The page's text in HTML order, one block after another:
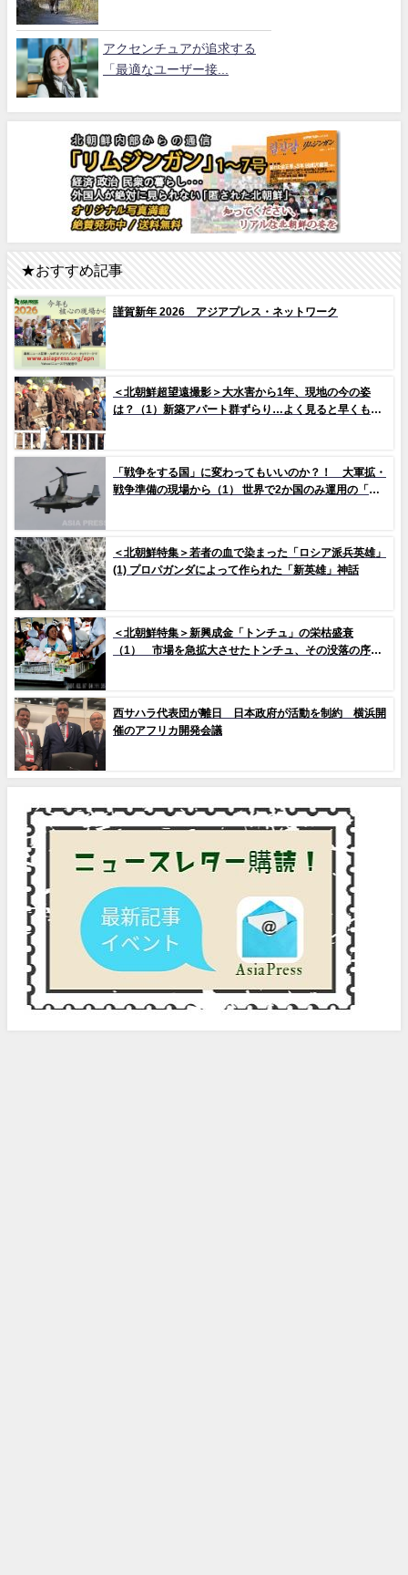
アクセンチュアが追求する
「最適なユーザー接...
★おすすめ記事
謹賀新年 2026 アジアプレス・ネットワーク
＜北朝鮮超望遠撮影＞大水害から1年、現地の今の姿
は？（1）新築アパート群ずらり…よく見ると早くもタ
「戦争をする国」に変わってもいいのか？！ 大軍拡・
戦争準備の現場から（1） 世界で2か国のみ運用の「欠
＜北朝鮮特集＞若者の血で染まった「ロシア派兵英雄」
(1) プロパガンダによって作られた「新英雄」神話
＜北朝鮮特集＞新興成金「トンチュ」の栄枯盛衰
（1） 市場を急拡大させたトンチュ、その没落の序幕
西サハラ代表団が離日 日本政府が活動を制約 横浜開
催のアフリカ開発会議